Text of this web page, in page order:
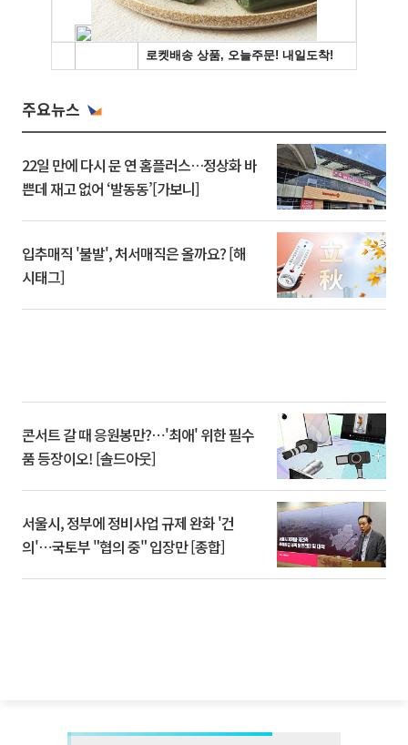
주요뉴스
22일 만에 다시 문 연 홈플러스…정상화 바
쁜데 재고 없어 ‘발동동’[가보니]
입추매직 '불발', 처서매직은 올까요? [해
시태그]
콘서트 갈 때 응원봉만?⋯'최애' 위한 필수
품 등장이오! [솔드아웃]
서울시, 정부에 정비사업 규제 완화 '건
의'⋯국토부 "협의 중" 입장만 [종합]